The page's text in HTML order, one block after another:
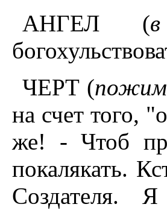
АНГЕЛ (
ЧЕРТ (
на счет того,
же! - Чтоб
покалякать.
Создателя.